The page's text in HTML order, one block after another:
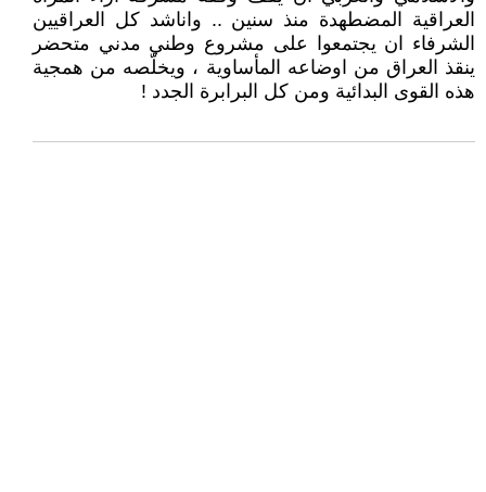
العراقية المضطهدة منذ سنين .. واناشد كل العراقيين
الشرفاء ان يجتمعوا على مشروع وطني مدني متحضر
ينقذ العراق من اوضاعه المأساوية ، ويخلّصه من همجية
هذه القوى البدائية ومن كل البرابرة الجدد !